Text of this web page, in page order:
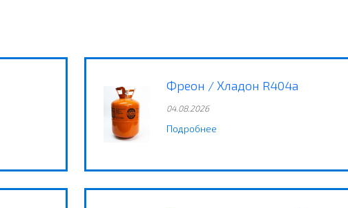
Фреон / Хладон R404a
04.08.2026
Подробнее